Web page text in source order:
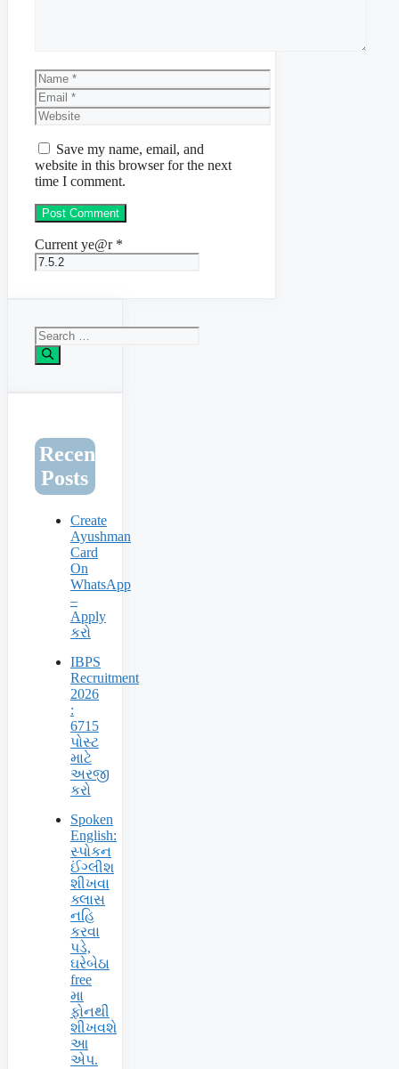
Name
Email
Website
Save my name, email, and
website in this browser for the next
time I comment.
Current ye@r *
Search
for:
Recent
Posts
Create
Ayushman
Card
On
WhatsApp
–
Apply
કરો
IBPS
Recruitment
2026
:
6715
પોસ્ટ
માટે
અરજી
કરો
Spoken
English:
સ્પોકન
ઈંગ્લીશ
શીખવા
ક્લાસ
નહિ
કરવા
પડે,
ઘરેબેઠા
free
મા
ફોનથી
શીખવશે
આ
એપ.